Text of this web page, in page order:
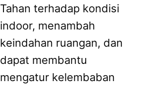
Tahan terhadap kondisi
indoor, menambah
keindahan ruangan, dan
dapat membantu
mengatur kelembaban